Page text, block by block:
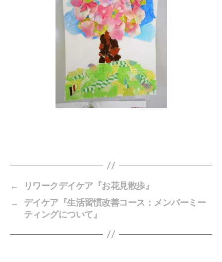
←
リワークデイケア『お花見散歩』
→
デイケア『生活習慣改善コース：メンバーミー
ティングについて』